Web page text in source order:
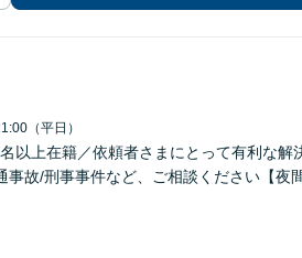
（平日）
以上在籍／依頼者さまにとって有利な
故/刑事事件など、ご相談ください【夜